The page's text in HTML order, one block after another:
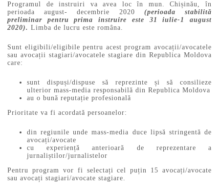
Programul de instruiri va avea loc în mun. Chișinău, în
perioada august- decembrie 2020 (perioada stabilită
preliminar pentru prima instruire este 31 iulie-1 august
2020). Limba de lucru este româna.
Sunt eligibili/eligibile pentru acest program avocații/avocatele
sau avocații stagiari/avocatele stagiare din Republica Moldova
care:
sunt dispuși/dispuse să reprezinte și să consilieze
ulterior mass-media responsabilă din Republica Moldova
au o bună reputație profesională
Prioritate va fi acordată persoanelor:
din regiunile unde mass-media duce lipsă stringentă de
avocați/avocate
cu experiență anterioară de reprezentare a
jurnaliștilor/jurnalistelor
Pentru program vor fi selectați cel puțin 15 avocați/avocate
sau avocați stagiari/avocate stagiare.